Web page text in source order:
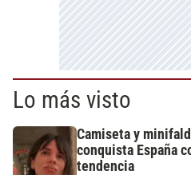
Lo más visto
Camiseta y
conquista España
tendencia